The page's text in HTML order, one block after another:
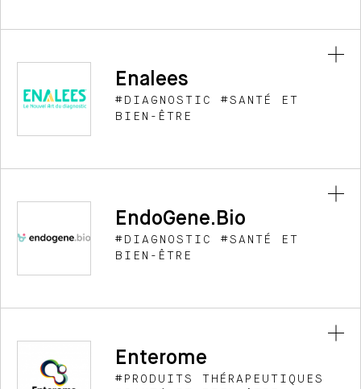
dispositifs médicaux de diagnostics in vitro
DÉCOUVRIR >
Enalees
#DIAGNOSTIC #SANTÉ ET
BIEN-ÊTRE
tests rapides de diagnostic moléculaire de
dernière génération à destination des vétérinaires
ainsi que des tests de dépistage du SARS-CoV-2.
EndoGene.Bio
#DIAGNOSTIC #SANTÉ ET
BIEN-ÊTRE
développement d'un dispositif médical de
DÉCOUVRIR >
Enterome
#PRODUITS THÉRAPEUTIQUES